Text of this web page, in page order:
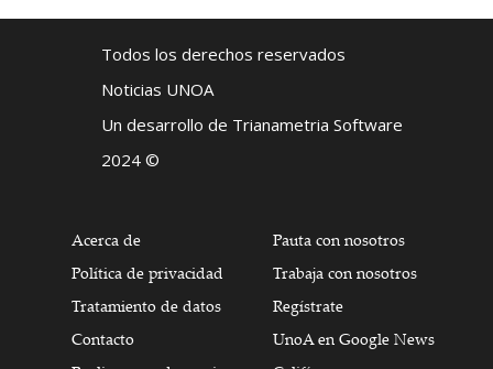
Todos los derechos reservados
Noticias UNOA
Un desarrollo de Trianametria Software
2024 ©
Acerca de
Política de privacidad
Tratamiento de datos
Contacto
Pauta con nosotros
Trabaja con nosotros
Regístrate
UnoA en Google News